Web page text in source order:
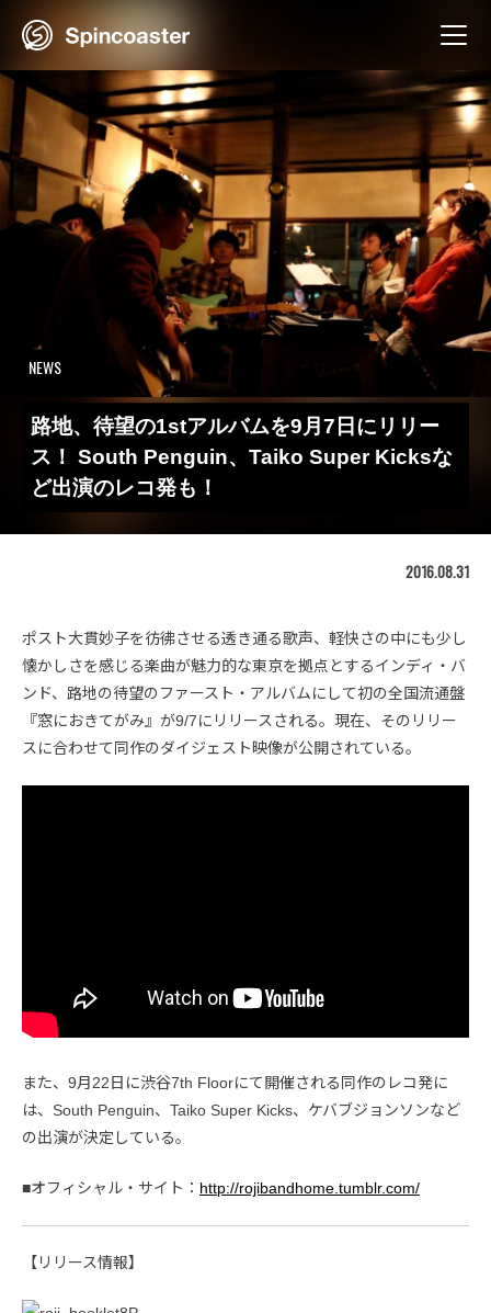
NEWS
路地、待望の1stアルバムを9月7日にリリー
ス！ South Penguin、Taiko Super Kicksな
ど出演のレコ発も！
2016.08.31
ポスト大貫妙子を彷彿させる透き通る歌声、軽快さの中にも少し
懐かしさを感じる楽曲が魅力的な東京を拠点とするインディ・バ
ンド、路地の待望のファースト・アルバムにして初の全国流通盤
『窓におきてがみ』が9/7にリリースされる。現在、そのリリー
スに合わせて同作のダイジェスト映像が公開されている。
また、9月22日に渋谷7th Floorにて開催される同作のレコ発に
は、South Penguin、Taiko Super Kicks、ケバブジョンソンなど
の出演が決定している。
■オフィシャル・サイト： http://rojibandhome.tumblr.com/
【リリース情報】